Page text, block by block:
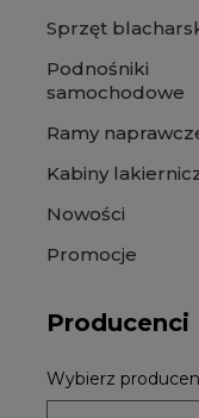
Sprzęt
Podnośniki
samochodowe
Ramy
Kabiny
Nowości
Promocje
Producenci
Wybierz